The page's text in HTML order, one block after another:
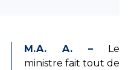
M.A. A. – Le
ministre fait tout de